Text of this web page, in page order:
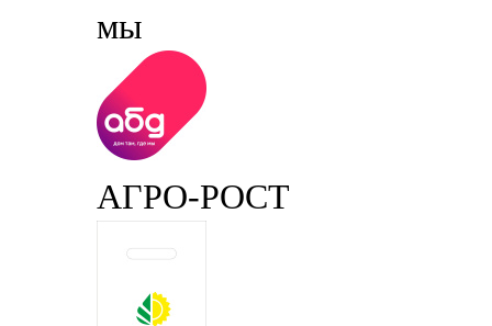
мы
АГРО-РОСТ